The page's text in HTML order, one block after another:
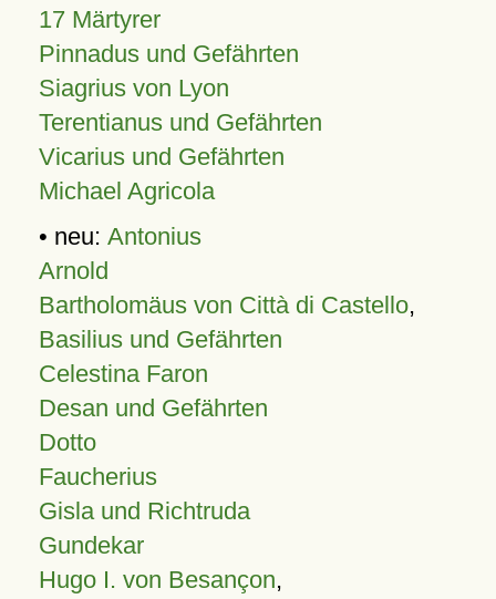
17 Märtyrer
Pinnadus und Gefährten
Siagrius von Lyon
Terentianus und Gefährten
Vicarius und Gefährten
Michael Agricola
• neu: Antonius
Arnold
Bartholomäus von Città di Castello,
Basilius und Gefährten
Celestina Faron
Desan und Gefährten
Dotto
Faucherius
Gisla und Richtruda
Gundekar
Hugo I. von Besançon,